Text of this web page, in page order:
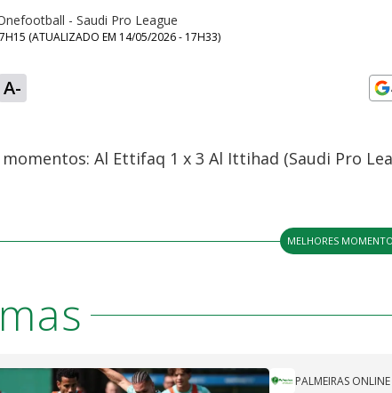
- Saudi Pro League
(ATUALIZADO EM 14/05/2026 - 17H33)
A-
Al Ettifaq 1 x 3 Al Ittihad (Saudi Pro
MELHORES
PALMEIRAS ONLINE